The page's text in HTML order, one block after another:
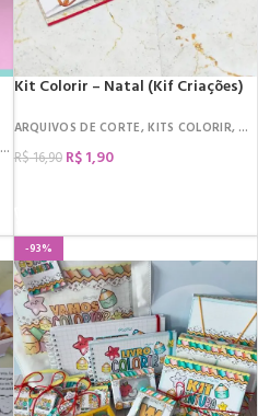
, MIMOS,
Kit Colorir – Natal (Kif Criações)
ARQUIVOS DE CORTE,KITS COLORIR,
R$16,90 R$1,90
-93%